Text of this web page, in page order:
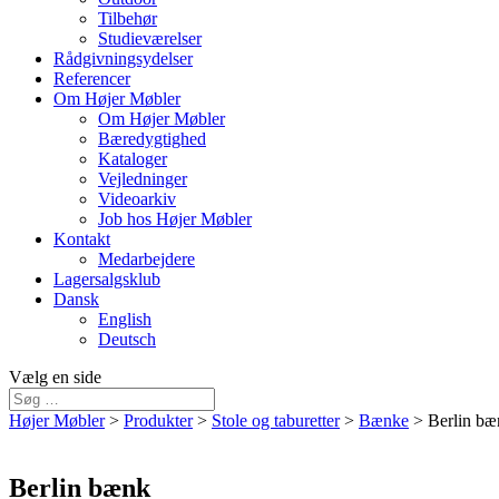
Tilbehør
Studieværelser
Rådgivningsydelser
Referencer
Om Højer Møbler
Om Højer Møbler
Bæredygtighed
Kataloger
Vejledninger
Videoarkiv
Job hos Højer Møbler
Kontakt
Medarbejdere
Lagersalgsklub
Dansk
English
Deutsch
Vælg en side
Højer Møbler> Produkter> Stole og taburetter> Bænke > Berlin
Berlin bænk